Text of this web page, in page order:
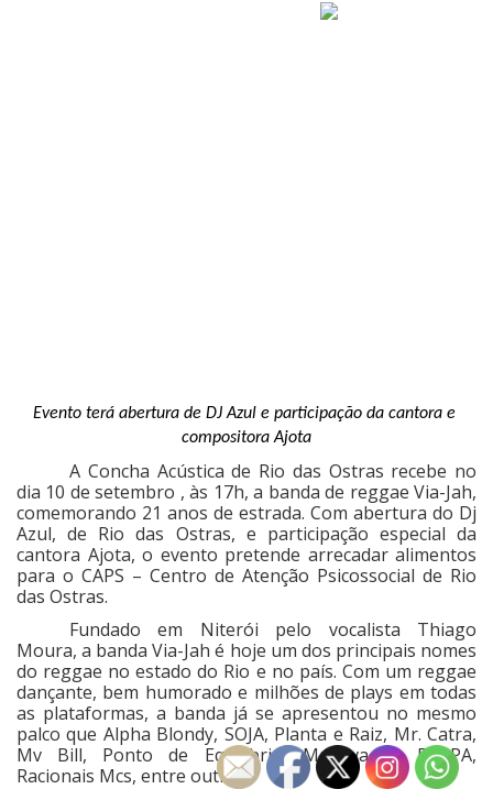
Evento terá abertura de DJ Azul e participação da cantora e
compositora Ajota
A Concha Acústica de Rio das Ostras recebe no
dia 10 de setembro , às 17h, a banda de reggae Via-Jah,
comemorando 21 anos de estrada. Com abertura do Dj
Azul, de Rio das Ostras, e participação especial da
cantora Ajota, o evento pretende arrecadar alimentos
para o CAPS – Centro de Atenção Psicossocial de Rio
das Ostras.
Fundado em Niterói pelo vocalista Thiago
Moura, a banda Via-Jah é hoje um dos principais nomes
do reggae no estado do Rio e no país. Com um reggae
dançante, bem humorado e milhões de plays em todas
as plataformas, a banda já se apresentou no mesmo
palco que Alpha Blondy, SOJA, Planta e Raiz, Mr. Catra,
Mv Bill, Ponto de Equilíbrio, Maneva, O RAPPA,
Racionais Mcs, entre outros.